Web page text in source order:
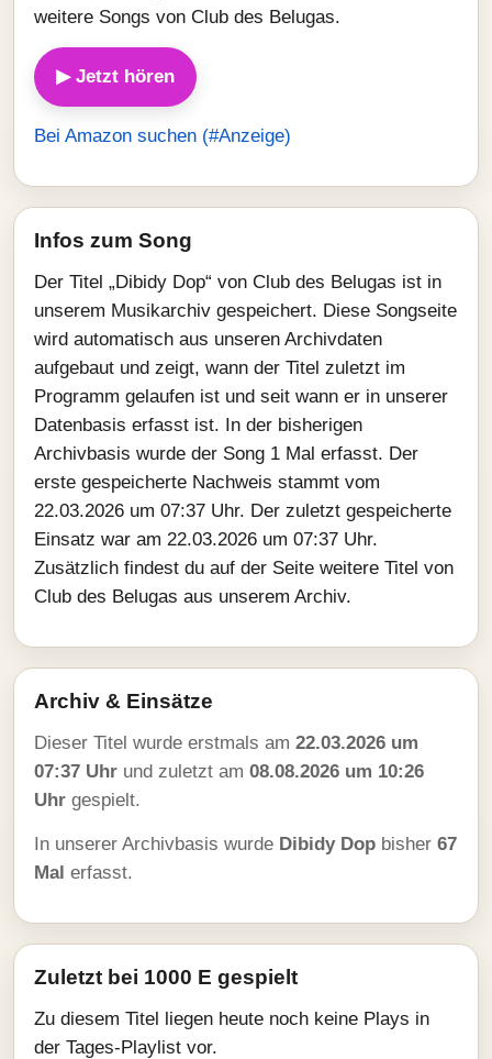
weitere Songs von Club des Belugas.
▶ Jetzt hören
Bei Amazon suchen (#Anzeige)
Infos zum Song
Der Titel „Dibidy Dop“ von Club des Belugas ist in
unserem Musikarchiv gespeichert. Diese Songseite
wird automatisch aus unseren Archivdaten
aufgebaut und zeigt, wann der Titel zuletzt im
Programm gelaufen ist und seit wann er in unserer
Datenbasis erfasst ist. In der bisherigen
Archivbasis wurde der Song 1 Mal erfasst. Der
erste gespeicherte Nachweis stammt vom
22.03.2026 um 07:37 Uhr. Der zuletzt gespeicherte
Einsatz war am 22.03.2026 um 07:37 Uhr.
Zusätzlich findest du auf der Seite weitere Titel von
Club des Belugas aus unserem Archiv.
Archiv & Einsätze
Dieser Titel wurde erstmals am 22.03.2026 um
07:37 Uhr und zuletzt am 08.08.2026 um 10:26
Uhr gespielt.
In unserer Archivbasis wurde Dibidy Dop bisher 67
Mal erfasst.
Zuletzt bei 1000 E gespielt
Zu diesem Titel liegen heute noch keine Plays in
der Tages-Playlist vor.